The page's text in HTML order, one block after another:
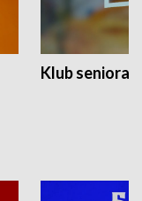
Klub seniora